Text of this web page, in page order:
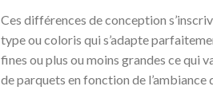
Ces différences de conception
type ou coloris qui s’adapte
fines ou plus ou moins grandes ce qui
de parquets en fonction de